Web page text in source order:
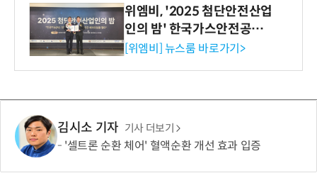
위엠비, '2025 첨단안전산업
인의 밤' 한국가스안전공사
사장상 수상
[위엠비] 뉴스룸 바로가기>
김시소 기자 기사 더보기
'셀트론 순환 체어' 혈액순환 개선 효과 입증